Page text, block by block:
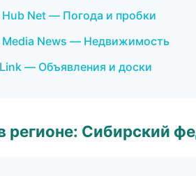
Net — Погода и пробки
Media News — Недвижимость
— Объявления и доски
регионе: Сибирский